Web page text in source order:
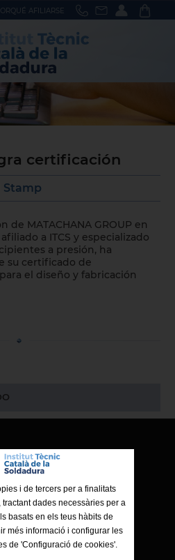
AFILIARSE
certificación
Stamp
de MATACHANA GROUP en
a ITCS y especializado
a presión, ha
su certificado de
el diseño y fabricación
Català de la Soldadura
a Sabadell, 79, Nau 8 bis
(Barcelona)
i de tercers per a finalitats
dades necessàries per a
basats en els teus hàbits de
més informació i configurar les
de 'Configuració de cookies'.